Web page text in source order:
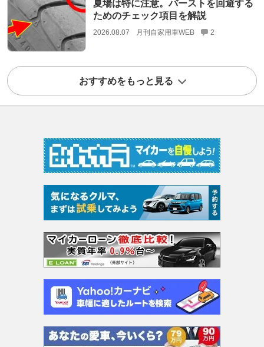
夏場は特に注意。バーストを回避する
ためのチェック項目を解説
2026.08.07 月刊自家用車WEB 2
おすすめをもっと見る